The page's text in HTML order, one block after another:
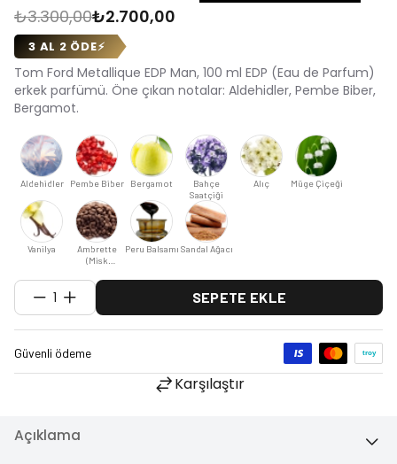
₺3.300,00₺2.700,00
3 AL 2 ÖDE⚡
Tom Ford Metallique EDP Man, 100 ml EDP (Eau de Parfum)
erkek parfümü. Öne çıkan notalar: Aldehidler, Pembe Biber,
Bergamot.
Aldehidler Pembe Biber Bergamot
Bahçe
Saatçiği
Alıç Müge Çiçeği
Vanilya
Ambrette
(Misk
Peru Balsamı Sandal Ağacı
1 SEPETE EKLE
Karşılaştır
Açıklama